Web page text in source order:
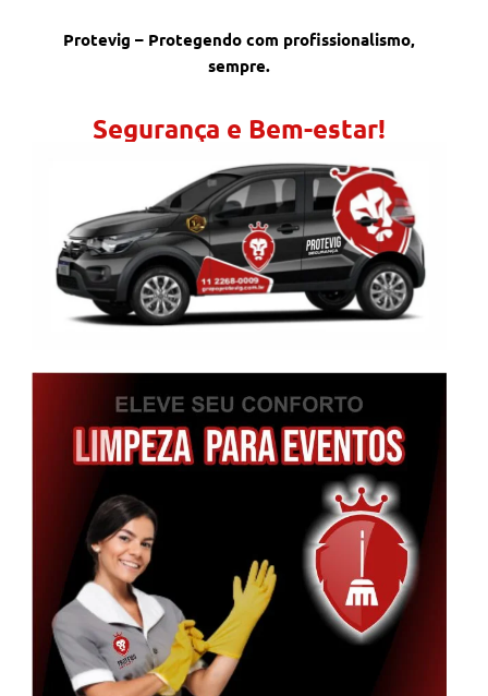
Protevig – Protegendo com profissionalismo,
sempre.
Segurança e Bem-estar!